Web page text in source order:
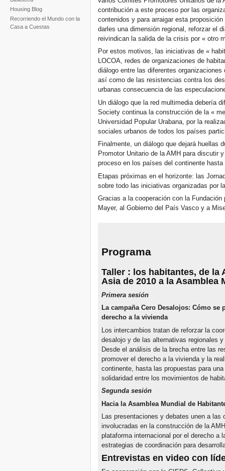
Housing Blog
Recorriendo el Mundo con la
Casa a Cuestas
contribución a este proceso por las
contenidos y para arraigar esta
darles una dimensión regional, reforzar el
reivindican la salida de la crisis por « otro
Por estos motivos, las iniciativas de «
LOCOA, redes de organizaciones de
diálogo entre las diferentes
así como de las resistencias contra los
urbanas consecuencia de las
Un diálogo que la red multimedia debería
Society continua la construcción de la «
Universidad Popular Urabana, por la
sociales urbanos de todos los países
Finalmente, un diálogo que dejará huellas
Promotor Unitario de la AMH para discutir
proceso en los países del continente
Etapas próximas en el horizonte: las
sobre todo las iniciativas organizadas por
Gracias a la cooperación con la
Mayer, al Gobierno del País Vasco y a
Programa
Taller : los habitantes, de la
Asia de 2010 a la Asamblea
Primera sesión
La campaña Cero Desalojos: Cómo se
derecho a la vivienda
Los intercambios tratan de reforzar la
desalojo y de las alternativas regionales
Desde el análisis de la brecha entre las
promover el derecho a la vivienda y la
continente, hasta las propuestas para
solidaridad entre los movimientos de
Segunda sesión
Hacia la Asamblea Mundial de
Las presentaciones y debates unen a las
involucradas en la construcción de la
plataforma internacional por el derecho a
estrategias de coordinación para
Entrevistas en video con